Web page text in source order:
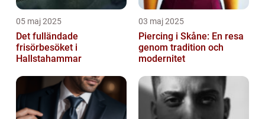
05 maj 2025
Det fulländade
frisörbesöket i
Hallstahammar
03 maj 2025
Piercing i Skåne: En resa
genom tradition och
modernitet